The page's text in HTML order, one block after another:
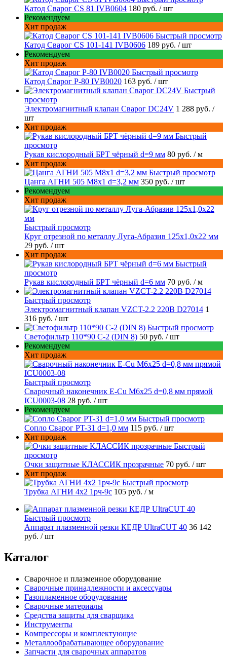
Катод Сварог CS 81 IVB0604 180 руб. / шт
Рекомендуем
Хит продаж
Быстрый просмотр
Катод Сварог CS 101-141 IVB0606 189 руб. / шт
Рекомендуем
Хит продаж
Быстрый просмотр
Катод Сварог P-80 IVB0020 163 руб. / шт
Быстрый
просмотр
Электромагнитный клапан Сварог DC24V 1 288 руб. /
шт
Хит продаж
Быстрый
просмотр
Рукав кислородный БРТ чёрный d=9 мм 80 руб. / м
Хит продаж
Быстрый просмотр
Цанга АГНИ 505 М8х1 d=3,2 мм 350 руб. / шт
Рекомендуем
Хит продаж
Быстрый просмотр
Круг отрезной по металлу Луга-Абразив 125x1,0x22 мм
29 руб. / шт
Хит продаж
Быстрый
просмотр
Рукав кислородный БРТ чёрный d=6 мм 70 руб. / м
Быстрый просмотр
Электромагнитный клапан VZCT-2.2 220В D27014 1
316 руб. / шт
Быстрый просмотр
Светофильтр 110*90 С-2 (DIN 8) 50 руб. / шт
Рекомендуем
Хит продаж
Быстрый просмотр
Сварочный наконечник E-Cu M6x25 d=0,8 мм прямой
ICU0003-08 28 руб. / шт
Рекомендуем
Быстрый просмотр
Сопло Сварог PT-31 d=1,0 мм 115 руб. / шт
Хит продаж
Быстрый
просмотр
Очки защитные КЛАССИК прозрачные 70 руб. / шт
Хит продаж
Быстрый просмотр
Трубка АГНИ 4х2 1рч-9с 105 руб. / м
Быстрый просмотр
Аппарат плазменной резки КЕДР UltraCUT 40 36 142
руб. / шт
Каталог
Сварочное и плазменное оборудование
Сварочные принадлежности и аксессуары
Газопламенное оборудование
Сварочные материалы
Средства защиты для сварщика
Инструменты
Компрессоры и комплектующие
Металлообрабатывающее оборудование
Запчасти для сварочных аппаратов